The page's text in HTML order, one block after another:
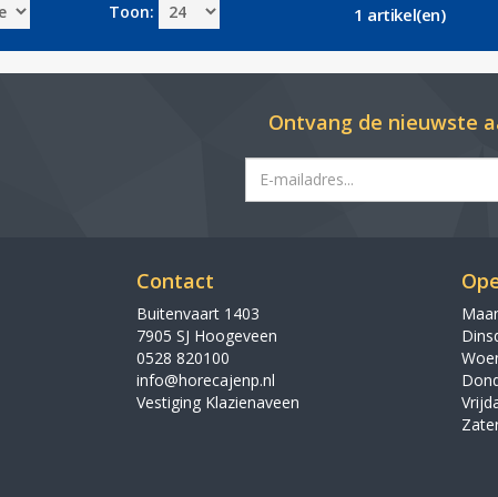
Toon: 1 artikel(en)
Ontvang de nieuwste
Contact
Buitenvaart 1403
7905 SJ Hoogeveen
0528 820100
info@horecajenp.nl
Vestiging Klazienaveen